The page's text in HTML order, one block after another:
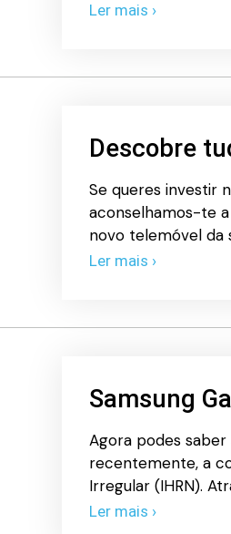
Ler mais ›
Descobre
Se queres investir
aconselhamos-te
novo telemóvel da
Ler mais ›
Samsung
Agora podes
recentemente, a
Irregular (IHRN).
Ler mais ›